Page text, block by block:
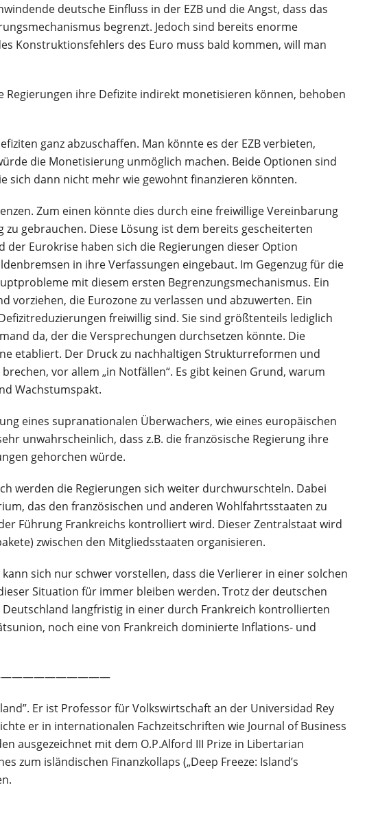
deutsche Einfluss in der EZB und die Angst, dass das
begrenzt. Jedoch sind bereits enorme
Konstruktionsfehlers des Euro muss bald kommen, will man
ihre Defizite indirekt monetisieren können, behoben
ganz abzuschaffen. Man könnte es der EZB verbieten,
die Monetisierung unmöglich machen. Beide Optionen sind
sich dann nicht mehr wie gewohnt finanzieren könnten.
Zum einen könnte dies durch eine freiwillige Vereinbarung
gebrauchen. Diese Lösung ist dem bereits gescheiterten
der Eurokrise haben sich die Regierungen dieser Option
in ihre Verfassungen eingebaut. Im Gegenzug für die
mit diesem ersten Begrenzungsmechanismus. Ein
vorziehen, die Eurozone zu verlassen und abzuwerten. Ein
freiwillig sind. Sie sind größtenteils lediglich
da, der die Versprechungen durchsetzen könnte. Die
etabliert. Der Druck zu nachhaltigen Strukturreformen und
vor allem „in Notfällen“. Es gibt keinen Grund, warum
Wachstumspakt.
eines supranationalen Überwachers, wie eines europäischen
unwahrscheinlich, dass z.B. die französische Regierung ihre
gehorchen würde.
werden die Regierungen sich weiter durchwurschteln. Dabei
das den französischen und anderen Wohlfahrtsstaaten zu
Führung Frankreichs kontrolliert wird. Dieser Zentralstaat wird
zwischen den Mitgliedsstaaten organisieren.
sich nur schwer vorstellen, dass die Verlierer in einer solchen
Situation für immer bleiben werden. Trotz der deutschen
langfristig in einer durch Frankreich kontrollierten
noch eine von Frankreich dominierte Inflations- und
Er ist Professor für Volkswirtschaft an der Universidad Rey
er in internationalen Fachzeitschriften wie Journal of Business
ausgezeichnet mit dem O.P.Alford III Prize in Libertarian
zum isländischen Finanzkollaps („Deep Freeze: Island’s